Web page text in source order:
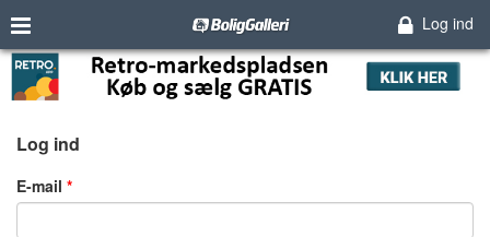
Log ind
Log ind
E-mail